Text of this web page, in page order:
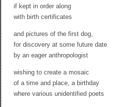
if kept in order along
with birth certificates
and pictures of the first dog,
for discovery at some future date
by an eager anthropologist
wishing to create a mosaic
of a time and place, a birthday
where various unidentified poets